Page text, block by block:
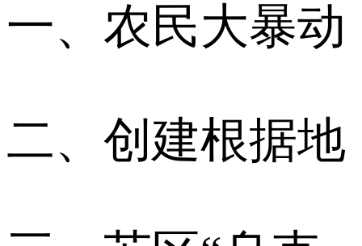
一、农民大暴动
二、创建根据地